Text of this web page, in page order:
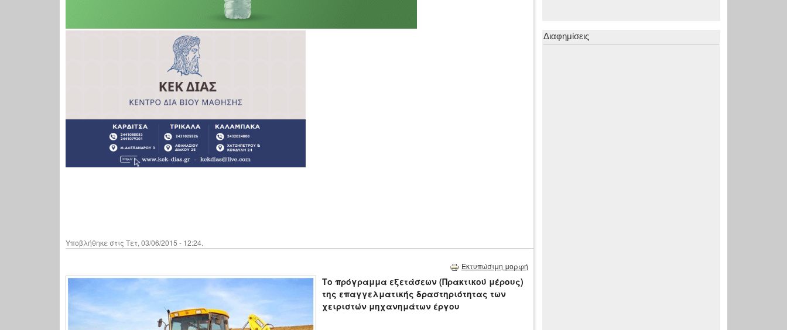
Υποβλήθηκε στις Τετ, 03/06/2015 - 12:24.
Εκτυπώσιμη μορφή
Το πρόγραμμα εξετάσεων (Πρακτικού μέρους)
της επαγγελματικής δραστηριότητας των
χειριστών μηχανημάτων έργου
Διαφημίσεις